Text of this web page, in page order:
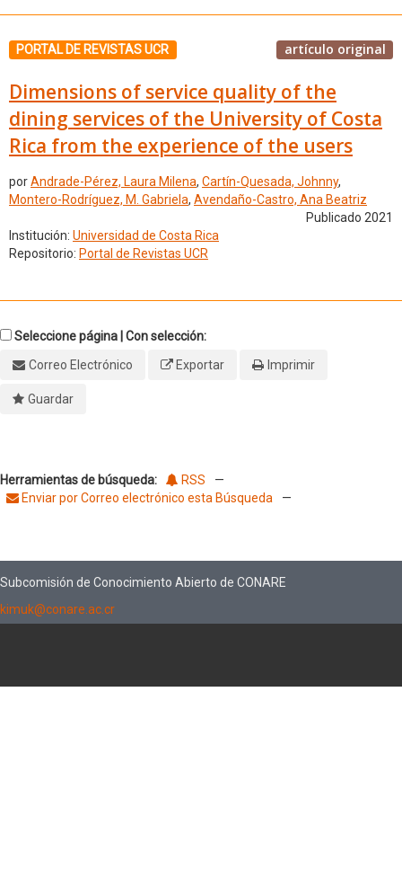
PORTAL DE REVISTAS UCR artículo original
Dimensions of service quality of the
dining services of the University of Costa
Rica from the experience of the users
porAndrade-Pérez, Laura Milena, Cartín-Quesada, Johnny,
Montero-Rodríguez, M. Gabriela, Avendaño-Castro, Ana Beatriz
Publicado 2021
Institución: Universidad de Costa Rica
Repositorio: Portal de Revistas UCR
Seleccione página | Con selección:
Correo Electrónico
Exportar Imprimir
Guardar
Herramientas de búsqueda: RSS
—
Enviar por Correo electrónico esta Búsqueda
—
Subcomisión de Conocimiento Abierto de CONARE
kimuk@conare.ac.cr